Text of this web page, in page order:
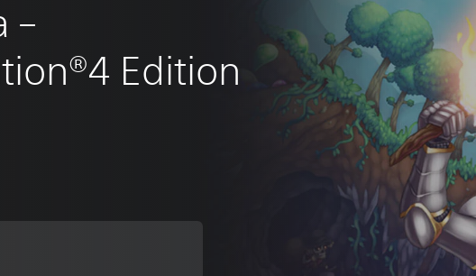
–
Edition